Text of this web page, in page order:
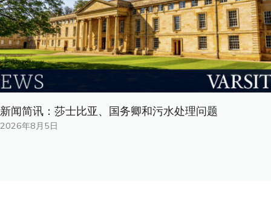
新闻简讯：莎士比亚、国务卿和污水处理问题
2026年8月5日